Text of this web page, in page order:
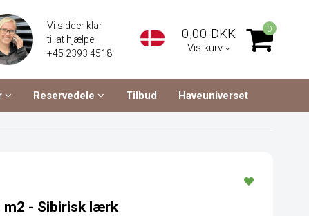
Vi sidder klar
til at hjælpe
+45 2393 4518
0,00 DKK
Vis kurv
0
Reservedele Tilbud Haveuniverset
m2 - Sibirisk lærk